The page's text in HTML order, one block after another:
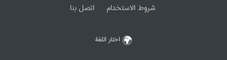
شروط الاستخدام
اتصل بنا
اختار اللغة